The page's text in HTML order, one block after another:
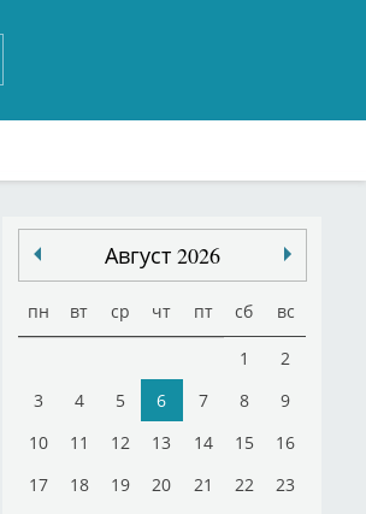
Август 2026
пн вт ср чт пт сб вс
1
2
3
4 5 6 7 8
9
10
11 12 13 14 15
16
17
18 19 20 21 22
23